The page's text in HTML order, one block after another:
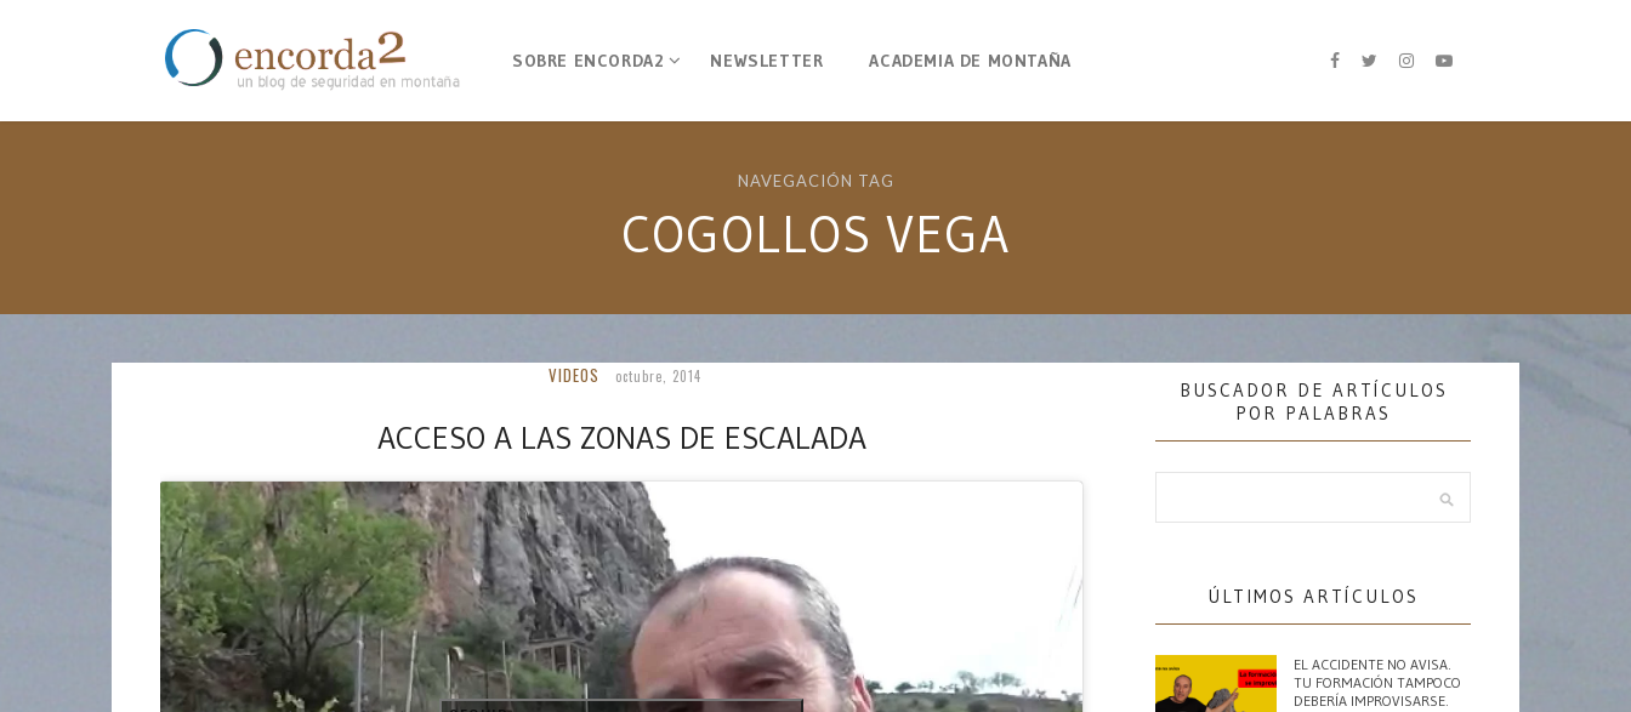
SOBRE ENCORDA2 NEWSLETTER ACADEMIA DE MONTAÑA
NAVEGACIÓN TAG
COGOLLOS VEGA
VIDEOS octubre, 2014
ACCESO A LAS ZONAS DE ESCALADA
BUSCADOR DE ARTÍCULOS
POR PALABRAS
ÚLTIMOS ARTÍCULOS
EL ACCIDENTE NO AVISA.
TU FORMACIÓN TAMPOCO
DEBERÍA IMPROVISARSE.